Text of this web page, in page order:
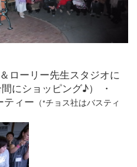
ローリー先生スタジオに
にショッピング♪） ・
ティー （*チョス社はバスティ